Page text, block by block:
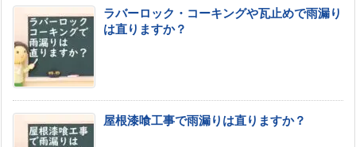
ラバーロック・コーキングや瓦止めで雨漏り
は直りますか？
屋根漆喰工事で雨漏りは直りますか？